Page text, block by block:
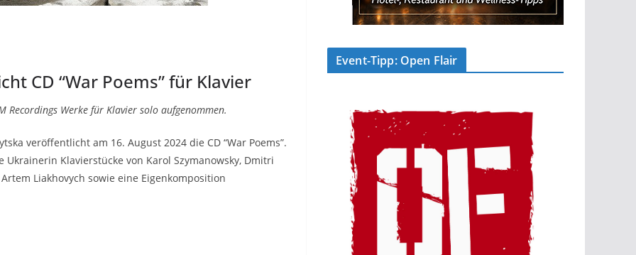
CD “War Poems” für Klavier
Werke für Klavier solo aufgenommen.
veröffentlicht am 16. August 2024 die CD “War Poems”.
Klavierstücke von Karol Szymanowsky, Dmitri
Liakhovych sowie eine Eigenkomposition
Event-Tipp: Open Flair